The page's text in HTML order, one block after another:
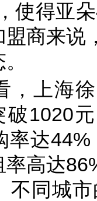
使得亚
商来说
。
，上海
破1020
率达
率高达
不同城